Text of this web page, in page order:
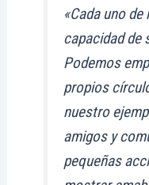
«Cada uno
capacidad de
Podemos
propios
nuestro
amigos y
pequeñas